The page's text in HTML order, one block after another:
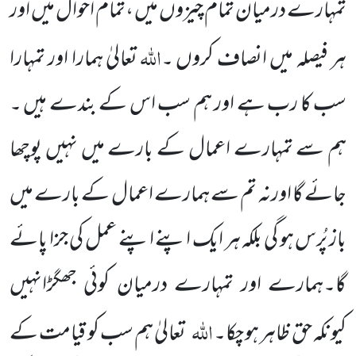
تمہارے درمیان تمام چیزوں میں ،تمام اَحوال میں اور
ہر فیصلہ میں انصاف کروں ۔اللہتعالیٰ ہمارا اور تمہارا
سب کا رب ہے اور ہم سب اس کے بندے ہیں ۔
ہم سے تمہارے اعمال کے بارے میں نہیں پوچھا
جائے گا اورنہ تم سے ہمارے اعمال کے بارے میں
باز پُرس ہو گی بلکہ ہر ایک اپنے اپنے عمل کی جزا پائے
گا۔ہمارے اور تمہارے درمیان کوئی جھگڑانہیں
کیونکہ حق ظاہر ہو چکا۔اللہتعالیٰ ہم سب کو قیامت کے